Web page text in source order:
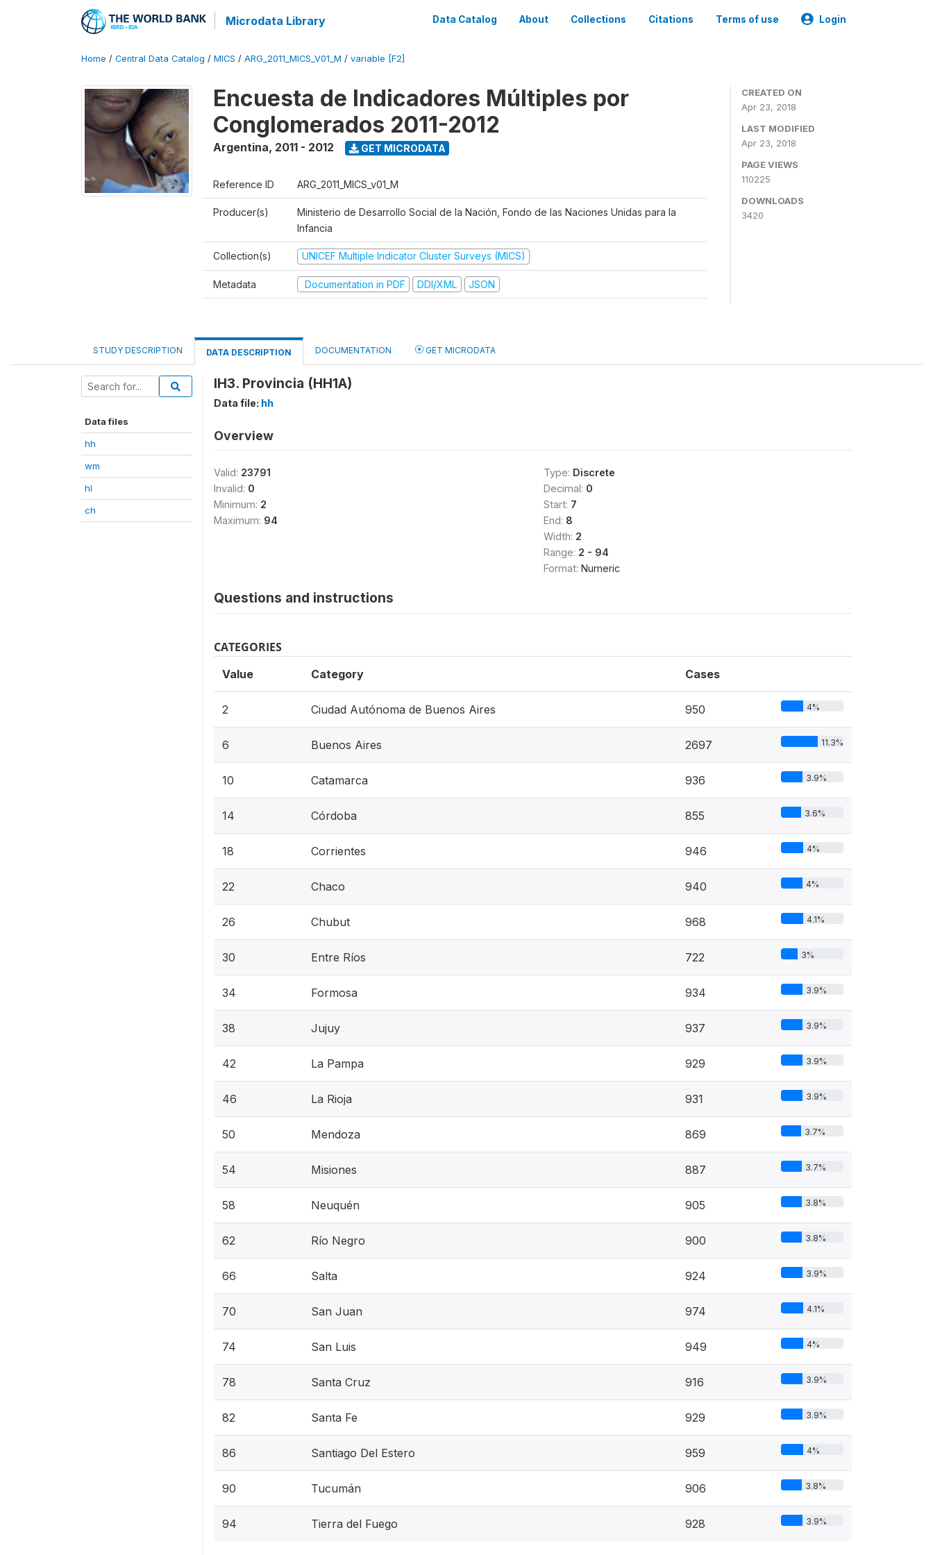
Microdata Library Data Catalog About Collections Citations Terms of use Login
Home / Central Data Catalog / MICS / ARG_2011_MICS_V01_M / variable [F2]
Encuesta de Indicadores Múltiples por
Conglomerados 2011-2012
Argentina, 2011 - 2012 GET MICRODATA
Reference ID ARG_2011_MICS_v01_M
Producer(s)
Ministerio de Desarrollo Social de la Nación, Fondo de las Naciones Unidas para la
Infancia
Collection(s) UNICEF Multiple Indicator Cluster Surveys (MICS)
Metadata Documentation in PDF DDI/XML JSON
CREATED ON
Apr 23, 2018
LAST MODIFIED
Apr 23, 2018
PAGE VIEWS
110225
DOWNLOADS
3420
STUDY DESCRIPTION DATA DESCRIPTION DOCUMENTATION GET MICRODATA
Data files
hh
wm
hl
ch
IH3. Provincia (HH1A)
Data file: hh
Overview
Valid: 23791
Invalid: 0
Minimum: 2
Maximum: 94
Type: Discrete
Decimal: 0
Start: 7
End: 8
Width: 2
Range: 2 - 94
Format: Numeric
Questions and instructions
CATEGORIES
Value Category Cases
2 Ciudad Autónoma de Buenos Aires 950 4%
6 Buenos Aires 2697 11.3%
10 Catamarca 936 3.9%
14 Córdoba 855 3.6%
18 Corrientes 946 4%
22 Chaco 940 4%
26 Chubut 968 4.1%
30 Entre Ríos 722 3%
34 Formosa 934 3.9%
38 Jujuy 937 3.9%
42 La Pampa 929 3.9%
46 La Rioja 931 3.9%
50 Mendoza 869 3.7%
54 Misiones 887 3.7%
58 Neuquén 905 3.8%
62 Río Negro 900 3.8%
66 Salta 924 3.9%
70 San Juan 974 4.1%
74 San Luis 949 4%
78 Santa Cruz 916 3.9%
82 Santa Fe 929 3.9%
86 Santiago Del Estero 959 4%
90 Tucumán 906 3.8%
94 Tierra del Fuego 928 3.9%